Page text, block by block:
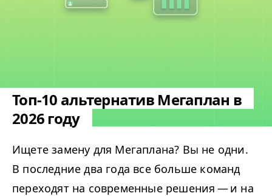
Топ-10 альтернатив Мегаплан в
2026 году
Ищете замену для Мегаплана? Вы не одни.
В последние два года все больше команд
переходят на современные решения — и на